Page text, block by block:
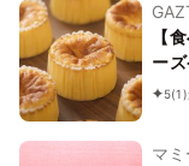
【
ーズ
5(1)
マ